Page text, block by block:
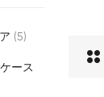
5
ース